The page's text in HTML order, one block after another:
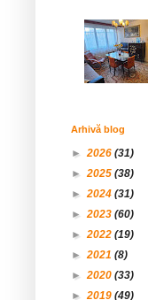
Arhivă blog
►2026 (31)
►2025 (38)
►2024 (31)
►2023 (60)
►2022 (19)
►2021 (8)
►2020 (33)
►2019 (49)